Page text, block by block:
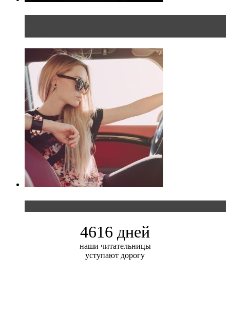
4616 дней
наши читательницы
уступают дорогу